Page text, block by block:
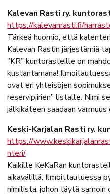
Kalevan Rasti ry.
https://kalevanrasti.fi/
Tärkeä huomio, että
Kalevan Rastin järjestämiä
”KR” kuntorasteille on
kustantamana!
ovat eri yhteisöjen
reservipiirien” listalle. Nimi
jälkikäteen saadaan
Keski-Karjalan Rasti ry.
https://
nteri/
Kaikille KeKaRan
aikavälillä. Ilmoittautuessa
nimilista, johon täytä samoin